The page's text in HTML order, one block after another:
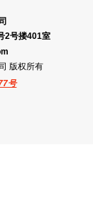
2号搂401室
版权所有
号